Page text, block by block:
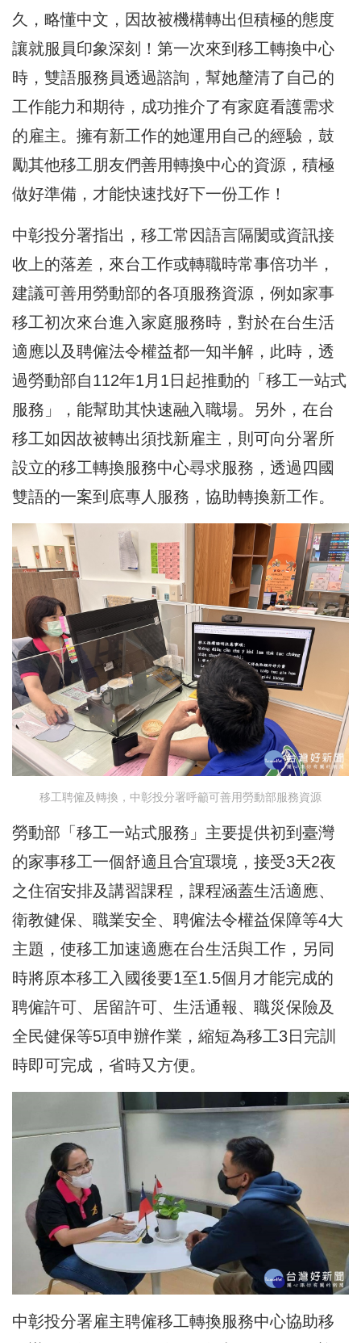
久，略懂中文，因故被機構轉出但積極的態度
讓就服員印象深刻！第一次來到移工轉換中心
時，雙語服務員透過諮詢，幫她釐清了自己的
工作能力和期待，成功推介了有家庭看護需求
的雇主。擁有新工作的她運用自己的經驗，鼓
勵其他移工朋友們善用轉換中心的資源，積極
做好準備，才能快速找好下一份工作！
中彰投分署指出，移工常因語言隔閡或資訊接
收上的落差，來台工作或轉職時常事倍功半，
建議可善用勞動部的各項服務資源，例如家事
移工初次來台進入家庭服務時，對於在台生活
適應以及聘僱法令權益都一知半解，此時，透
過勞動部自112年1月1日起推動的「移工一站式
服務」，能幫助其快速融入職場。另外，在台
移工如因故被轉出須找新雇主，則可向分署所
設立的移工轉換服務中心尋求服務，透過四國
雙語的一案到底專人服務，協助轉換新工作。
移工聘僱及轉換，中彰投分署呼籲可善用勞動部服務資源
勞動部「移工一站式服務」主要提供初到臺灣
的家事移工一個舒適且合宜環境，接受3天2夜
之住宿安排及講習課程，課程涵蓋生活適應、
衛教健保、職業安全、聘僱法令權益保障等4大
主題，使移工加速適應在台生活與工作，另同
時將原本移工入國後要1至1.5個月才能完成的
聘僱許可、居留許可、生活通報、職災保險及
全民健保等5項申辦作業，縮短為移工3日完訓
時即可完成，省時又方便。
中彰投分署雇主聘僱移工轉換服務中心協助移